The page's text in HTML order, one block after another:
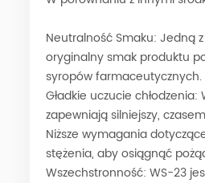
Neutralność Smaku: Jedną
oryginalny smak produktu
syropów farmaceutycznych.
Gładkie uczucie
zapewniają silniejszy,
Niższe wymagania
stężenia, aby osiągnąć
Wszechstronność: WS-23